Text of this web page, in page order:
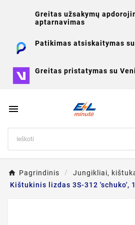
Greitas užsakymų
aptarnavimas
Patikimas atsiskaitymas
Greitas pristatymas su

Pagrindinis Jungikliai,
Kištukinis lizdas 3S-312 'schuko',